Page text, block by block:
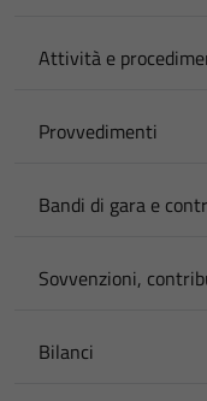
Attività e
Provvedimenti
Bandi di gara e
Sovvenzioni,
Bilanci